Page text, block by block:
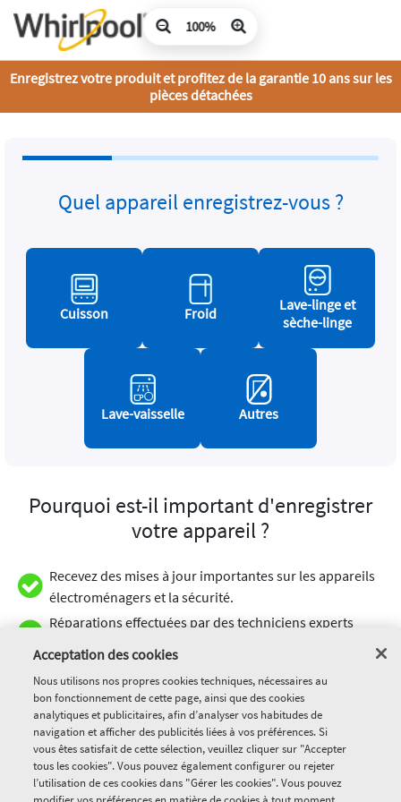
100%
Enregistrez votre produit et profitez de la garantie 10 ans sur les
pièces détachées
Quel appareil enregistrez-vous ?
Cuisson Froid
Lave-linge et
sèche-linge
Lave-vaisselle Autres
Pourquoi est-il important d'enregistrer
votre appareil ?
Recevez des mises à jour importantes sur les appareils
électroménagers et la sécurité.
Réparations effectuées par des techniciens experts
lors de votre inscription et d'obtenir une couverture
pour les dommages accidentels et les frais de
déplacement du technicien.
Acceptation des cookies
Nous utilisons nos propres cookies techniques, nécessaires au
bon fonctionnement de cette page, ainsi que des cookies
analytiques et publicitaires, afin d’analyser vos habitudes de
navigation et afficher des publicités liées à vos préférences. Si
vous êtes satisfait de cette sélection, veuillez cliquer sur "Accepter
tous les cookies". Vous pouvez également configurer ou rejeter
l’utilisation de ces cookies dans "Gérer les cookies". Vous pouvez